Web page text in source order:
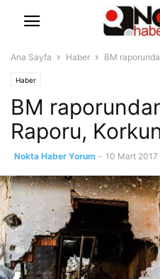
Ana Sayfa Haber BM
Haber
BM
Raporu,
Nokta Haber Yorum - 10 Mart 2017